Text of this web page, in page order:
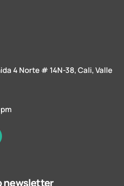
4 Norte # 14N-38, Cali, Valle
newsletter